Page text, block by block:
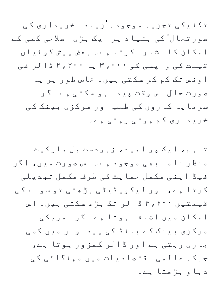
تکنیکی تجزیہ موجودہ 'زیادہ خریداری کی
صورتحال' کی بنیاد پر ایک بڑی اصلاحی کمی کے
امکان کا اشارہ کرتا ہے۔ بعض پیش گوئیاں
قیمت کی واپسی کو ۳،۰۰۰ یا ۲،۲۰۰ ڈالر فی
اونس تک کم کر سکتی ہیں۔ خاص طور پر یہ
صورت حال اس وقت پیدا ہو سکتی ہے اگر
سرمایہ کاروں کی طلب اور مرکزی بینک کی
خریداری کم ہوتی رہتی ہے۔
تاہم، ایک پر امید، زبردست بل مارکیٹ
منظر نامہ بھی موجود ہے۔ اس صورت میں، اگر
فیڈ اپنی مکمل حمایت کی طرف مکمل تبدیلی
کرتا ہے، اور لیکویڈیٹی بڑھتی تو سونے کی
قیمتیں ۴،۶۰۰ ڈالر تک بڑھ سکتی ہیں۔ اس
امکان میں اضافہ ہوتا ہے اگر امریکی
مرکزی بینک کے بانڈ کی پیداوار میں کمی
جاری رہتی ہے اور ڈالر کمزور ہوتا ہے،
جبکہ عالمی اقتصادیات میں مہنگائی کی
دباو بڑھتا ہے۔